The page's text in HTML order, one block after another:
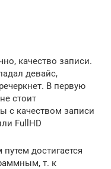
качество записи.
девайс,
В первую
стоит
с качеством записи
FullHD
достигается
т. к